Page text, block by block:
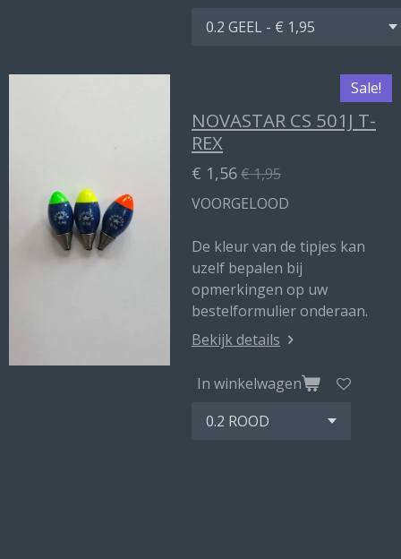
Sale!
NOVASTAR CS 501J T-
REX
€ 1,56€ 1,95
VOORGELOOD
De kleur van de tipjes kan
uzelf bepalen bij
opmerkingen op uw
bestelformulier onderaan.
Bekijk details
In winkelwagen